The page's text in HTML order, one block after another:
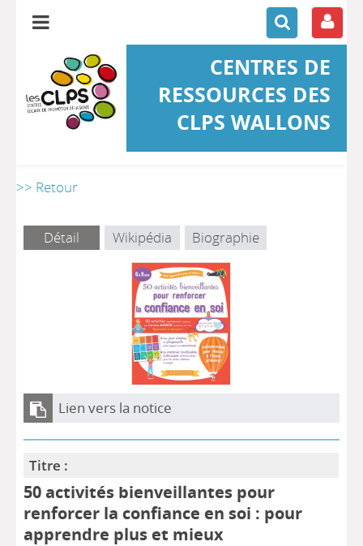
CENTRES DE
RESSOURCES DES
CLPS WALLONS
>> Retour
Détail Wikipédia Biographie
Lien vers la notice
Titre :
50 activités bienveillantes pour
renforcer la confiance en soi : pour
apprendre plus et mieux